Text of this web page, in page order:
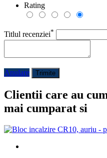
Rating
Titlul recenziei*
Anulare Trimite
Clientii care au
mai cumparat si